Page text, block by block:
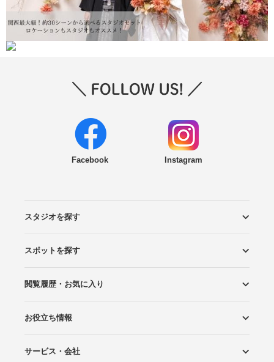
Facebook Instagram
スタジオを探す
エリアから探す
こだわりから探す
NEW PHOTO STYLE
プランから探す
フォトタイプ診断
フォトグラファーから探す
国内リゾートから探す
スポットを探す
ロケーションから探す
スタジオから探す
閲覧履歴・お気に入り
閲覧スタジオ
お気に入り
お役立ち情報
Wedding Photo マガジン
はじめてガイド
サービス・会社